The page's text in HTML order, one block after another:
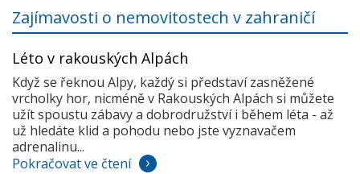
Zajímavosti o nemovitostech v zahraničí
Léto v rakouských Alpách
Když se řeknou Alpy, každý si představí zasněžené
vrcholky hor, nicméně v Rakouských Alpách si můžete
užít spoustu zábavy a dobrodružství i během léta - až
už hledáte klid a pohodu nebo jste vyznavačem
adrenalinu...
Pokračovat ve čtení